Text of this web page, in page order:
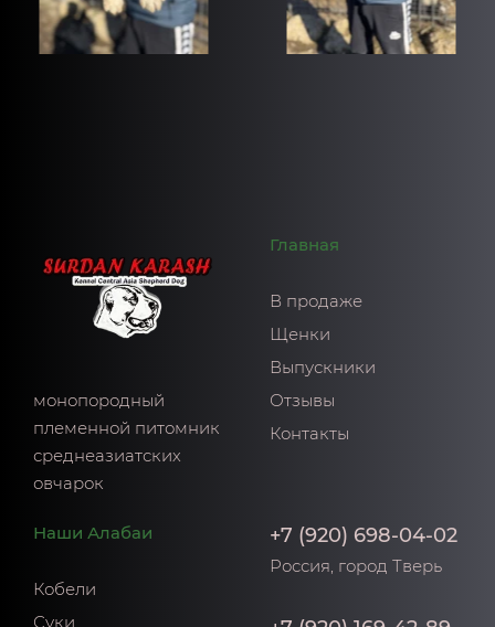
монопородный
племенной питомник
среднеазиатских
овчарок
Главная
В продаже
Щенки
Выпускники
Отзывы
Контакты
Наши Алабаи
Кобели
Суки
+7 (920) 698-04-02
Россия, город Тверь